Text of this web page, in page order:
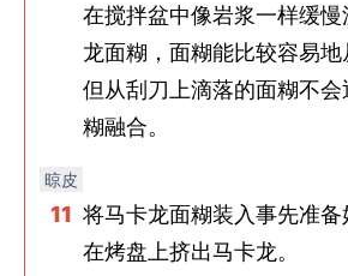
在搅拌盆中像岩浆一样缓
龙面糊，面糊能比较容易地
但从刮刀上滴落的面糊不
糊融合。
晾皮
将马卡龙面糊装入事先准备
在烤盘上挤出马卡龙。